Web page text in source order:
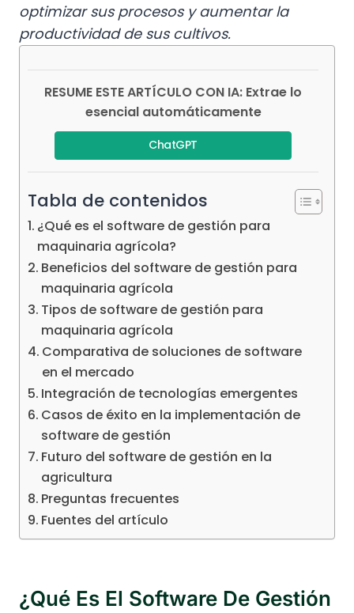
optimizar sus procesos y aumentar la
productividad de sus cultivos.
RESUME ESTE ARTÍCULO CON IA: Extrae lo
esencial automáticamente
ChatGPT
Tabla de contenidos
¿Qué es el software de gestión para
maquinaria agrícola?
Beneficios del software de gestión para
maquinaria agrícola
Tipos de software de gestión para
maquinaria agrícola
Comparativa de soluciones de software
en el mercado
Integración de tecnologías emergentes
Casos de éxito en la implementación de
software de gestión
Futuro del software de gestión en la
agricultura
Preguntas frecuentes
Fuentes del artículo
¿Qué Es El Software De Gestión